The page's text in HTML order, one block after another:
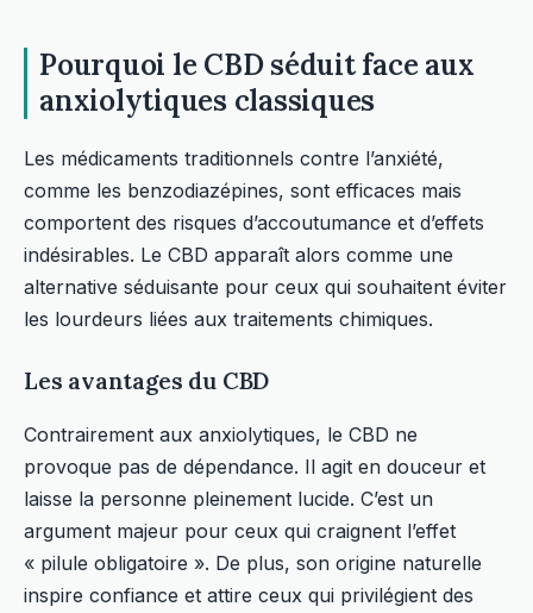
Pourquoi le CBD séduit face aux
anxiolytiques classiques
Les médicaments traditionnels contre l’anxiété,
comme les benzodiazépines, sont efficaces mais
comportent des risques d’accoutumance et d’effets
indésirables. Le CBD apparaît alors comme une
alternative séduisante pour ceux qui souhaitent éviter
les lourdeurs liées aux traitements chimiques.
Les avantages du CBD
Contrairement aux anxiolytiques, le CBD ne
provoque pas de dépendance. Il agit en douceur et
laisse la personne pleinement lucide. C’est un
argument majeur pour ceux qui craignent l’effet
« pilule obligatoire ». De plus, son origine naturelle
inspire confiance et attire ceux qui privilégient des